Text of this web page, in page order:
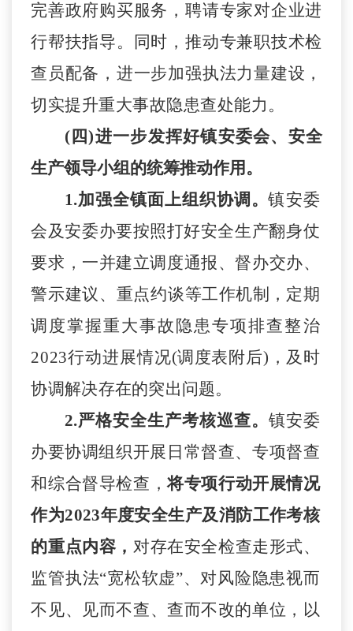
完善政府购买服务，聘请专家对企业进
行帮扶指导。同时，推动专兼职技术检
查员配备，进一步加强执法力量建设，
切实提升重大事故隐患查处能力。
(四)进一步发挥好镇安委会、安全
生产领导小组的统筹推动作用。
1.加强全镇面上组织协调。镇安委
会及安委办要按照打好安全生产翻身仗
要求，一并建立调度通报、督办交办、
警示建议 、 重点约谈等工作机制，定期
调度掌握重大事故隐患专项排查整治
2023行动进展情况(调度表附后) ，及时
协调解决存在的突出问题。
2.严格安全生产考核巡查。镇安委
办要协调组织开展日常督查、专项督查
和综合督导检查，将专项行动开展情况
作为2023年度安全生产及消防工作考核
的重点内容， 对存在安全检查走形式、
监管执法“宽松软虚”、对风险隐患视而
不见、见而不查、查而不改的单位 ，以